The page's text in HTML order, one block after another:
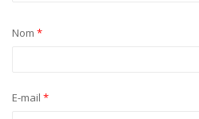
Nom *
E-mail *